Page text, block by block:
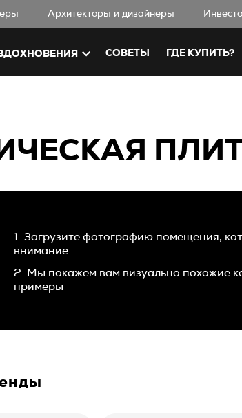
Aрхитекторы и дизайнеры
СОВЕТЫ ГДЕ КУПИТЬ?
1. Загрузите фотографию помещения,
внимание
2. Мы покажем вам визуально похожие
примеры